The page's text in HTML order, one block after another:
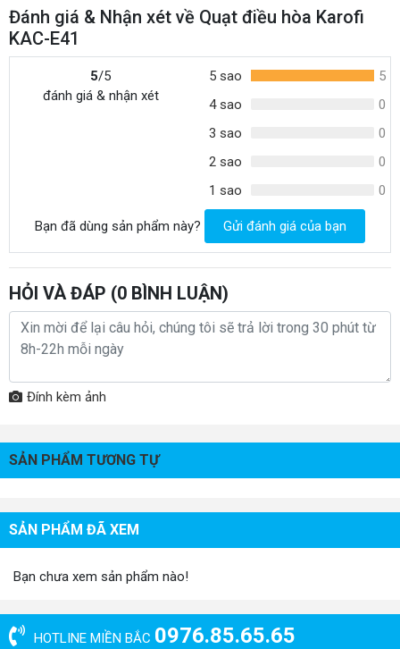
Đánh giá & Nhận xét về Quạt điều hòa Karofi
KAC-E41
5/5
đánh giá & nhận xét
5 sao
5
4 sao
0
3 sao
0
2 sao
0
1 sao
0
Bạn đã dùng sản phẩm này? Gửi đánh giá của bạn
HỎI VÀ ĐÁP (0 BÌNH LUẬN)
Đính kèm ảnh
SẢN PHẨM TƯƠNG TỰ
SẢN PHẨM ĐÃ XEM
Bạn chưa xem sản phẩm nào!
HOTLINE MIỀN BẮC 0976.85.65.65